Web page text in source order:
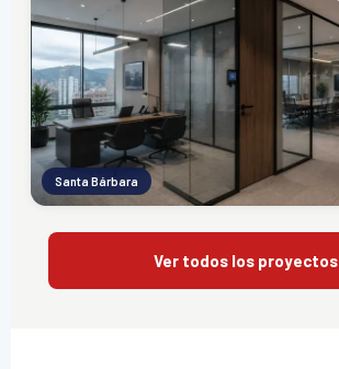
Santa Bárbara
Ver todos los proyectos